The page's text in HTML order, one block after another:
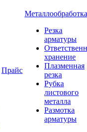
Прайс
Металлообработка
Резка
арматуры
хранение
Плазменная
резка
Рубка
листового
металла
Размотка
арматуры